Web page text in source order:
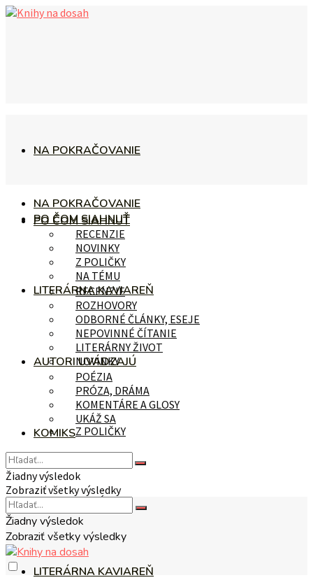
NA POKRAČOVANIE
PO ČOM SIAHNUŤ
RECENZIE
NOVINKY
Z POLIČKY
NA TÉMU
LITERÁRNA KAVIAREŇ
NA POKRAČOVANIE
PO ČOM SIAHNUŤ
RECENZIE
NOVINKY
Z POLIČKY
NA TÉMU
LITERÁRNA KAVIAREŇ
ROZHOVORY
ODBORNÉ ČLÁNKY, ESEJE
NEPOVINNÉ ČÍTANIE
LITERÁRNY ŽIVOT
AUTORI UVÁDZAJÚ
POÉZIA
PRÓZA, DRÁMA
KOMENTÁRE A GLOSY
UKÁŽ SA
KOMIKS
Žiadny výsledok
Zobraziť všetky výsledky
Žiadny výsledok
Zobraziť všetky výsledky